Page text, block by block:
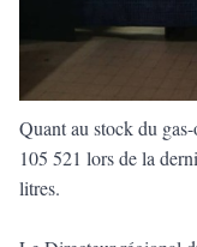
Quant au stock du
105 521 lors de la
litres.